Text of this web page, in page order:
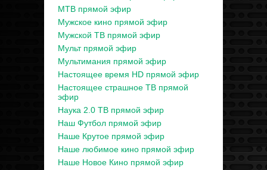
МТВ прямой эфир
Мужское кино прямой эфир
Мужской ТВ прямой эфир
Мульт прямой эфир
Мультимания прямой эфир
Настоящее время HD прямой эфир
Настоящее страшное ТВ прямой
эфир
Наука 2.0 ТВ прямой эфир
Наш Футбол прямой эфир
Наше Крутое прямой эфир
Наше любимое кино прямой эфир
Наше Новое Кино прямой эфир